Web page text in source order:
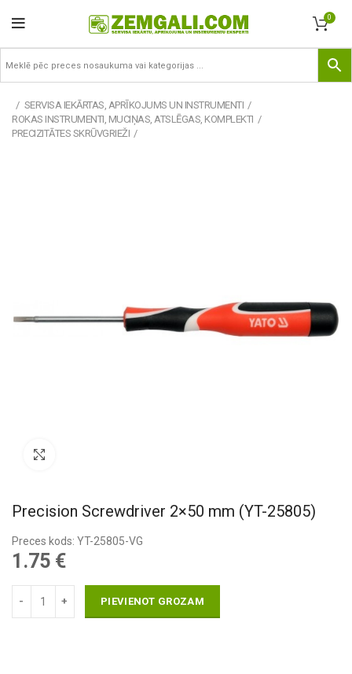
0
SERVISA IEKĀRTAS, APRĪKOJUMS UN INSTRUMENTI
ROKAS INSTRUMENTI, MUCIŅAS, ATSLĒGAS, KOMPLEKTI
PRECIZITĀTES SKRŪVGRIEŽI
Precision Screwdriver 2×50 mm (YT-25805)
Preces kods: YT-25805-VG
1.75 €
PIEVIENOT GROZAM